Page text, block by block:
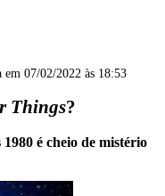
em 07/02/2022 às 18:53
Things?
é cheio de mistério